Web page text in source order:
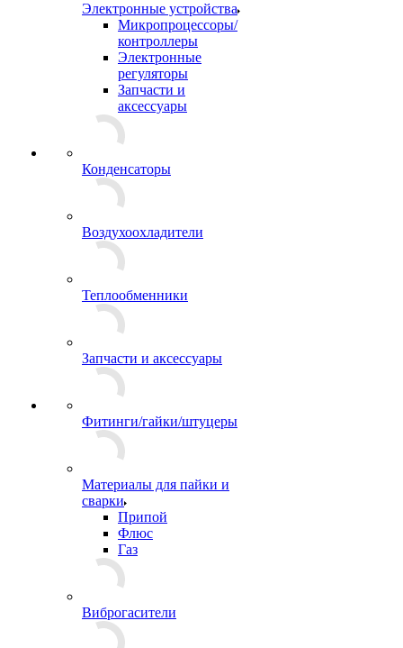
Электронные устройства
Микропроцессоры/
контроллеры
Электронные
регуляторы
Запчасти и
аксессуары
Конденсаторы
Воздухоохладители
Теплообменники
Запчасти и аксессуары
Фитинги/гайки/штуцеры
Материалы для пайки и
сварки
Припой
Флюс
Газ
Виброгасители